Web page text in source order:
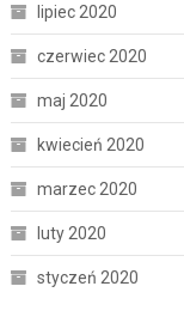
lipiec 2020
czerwiec 2020
maj 2020
kwiecień 2020
marzec 2020
luty 2020
styczeń 2020